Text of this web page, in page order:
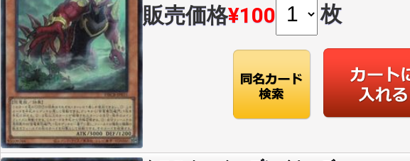
販売価格¥100 枚